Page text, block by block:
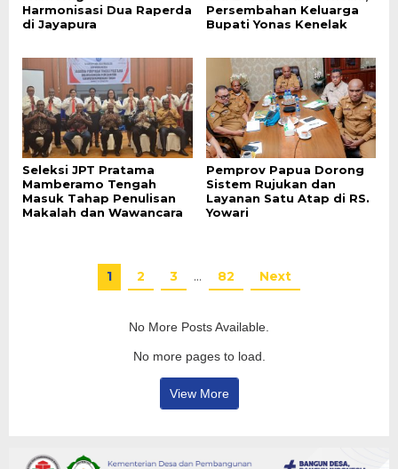
Harmonisasi Dua Raperda
di Jayapura
Persembahan Keluarga
Bupati Yonas Kenelak
Seleksi JPT Pratama
Mamberamo Tengah
Masuk Tahap Penulisan
Makalah dan Wawancara
Pemprov Papua Dorong
Sistem Rujukan dan
Layanan Satu Atap di RS.
Yowari
1 2 3 … 82 Next
No More Posts Available.
No more pages to load.
View More